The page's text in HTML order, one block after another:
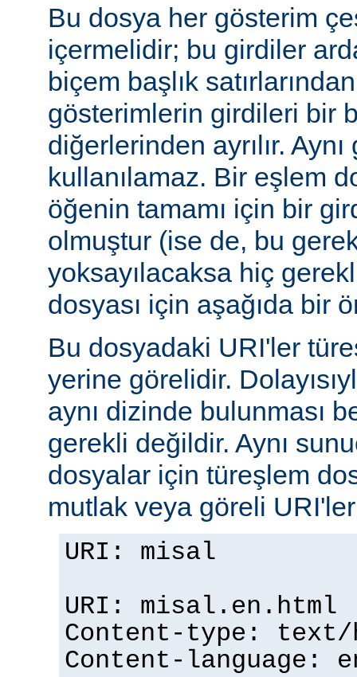
Bu dosya her gösterim
içermelidir; bu girdiler
biçem başlık
gösterimlerin girdileri bir
diğerlerinden ayrılır.
kullanılamaz. Bir eşlem
öğenin tamamı için bir
olmuştur (ise de, bu
yoksayılacaksa hiç
dosyası için aşağıda bir
Bu dosyadaki URI'ler
yerine görelidir.
aynı dizinde bulunması
gerekli değildir. Aynı
dosyalar için türeşlem
mutlak veya göreli
URI: misal
URI: misal.en.html
Content-type: text/
Content-language: